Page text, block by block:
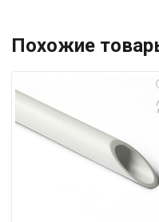
Похожие